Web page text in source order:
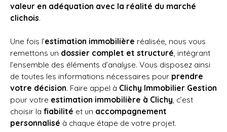
valeur en adéquation avec la réalité du marché
clichois.
Une fois l’estimation immobilière réalisée, nous vous
remettons un dossier complet et structuré , intégrant
l’ensemble des éléments d’analyse. Vous disposez ainsi
de toutes les informations nécessaires pour prendre
votre décision. Faire appel à Clichy Immobilier Gestion
pour votre estimation immobilière à Clichy , c’est
choisir la fiabilité et un accompagnement
personnalisé à chaque étape de votre projet.